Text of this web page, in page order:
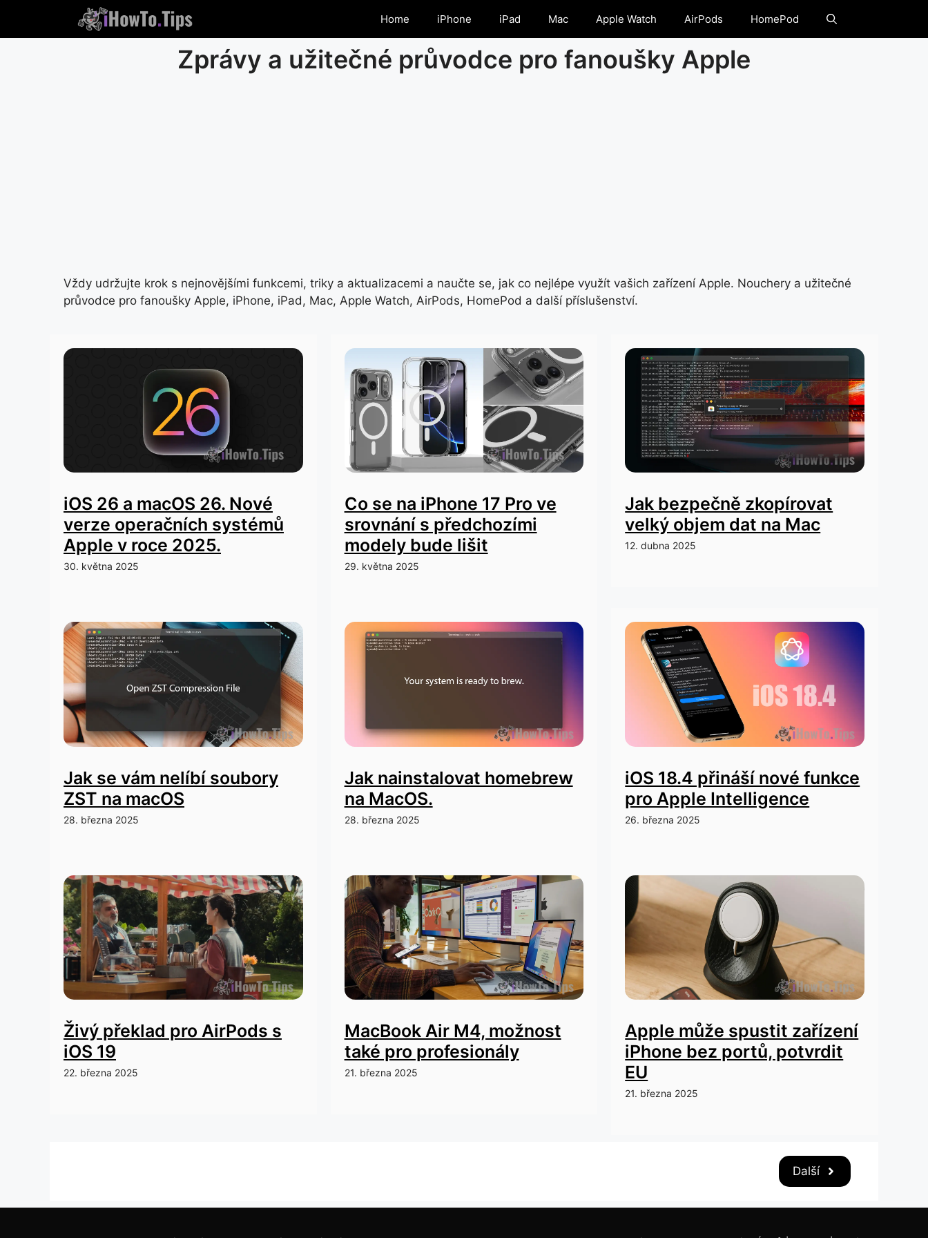
obsah
Home iPhone iPad Mac Apple Watch AirPods HomePod
Zprávy a užitečné průvodce pro fanoušky Apple
Vždy udržujte krok s nejnovějšími funkcemi, triky a aktualizacemi a naučte se, jak co nejlépe využít vašich zařízení Apple. Nouchery a užitečné
průvodce pro fanoušky Apple, iPhone, iPad, Mac, Apple Watch, AirPods, HomePod a další příslušenství.
iOS 26 a macOS 26. Nové
verze operačních systémů
Apple v roce 2025.
30. května 2025
Co se na iPhone 17 Pro ve
srovnání s předchozími
modely bude lišit
29. května 2025
Jak bezpečně zkopírovat
velký objem dat na Mac
12. dubna 2025
Jak se vám nelíbí soubory
ZST na macOS
28. března 2025
Jak nainstalovat homebrew
na MacOS.
28. března 2025
iOS 18.4 přináší nové funkce
pro Apple Intelligence
26. března 2025
Živý překlad pro AirPods s
iOS 19
22. března 2025
MacBook Air M4, možnost
také pro profesionály
21. března 2025
Apple může spustit zařízení
iPhone bez portů, potvrdit
EU
21. března 2025
Další